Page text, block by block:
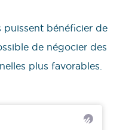
puissent bénéficier de
de négocier des
plus favorables.